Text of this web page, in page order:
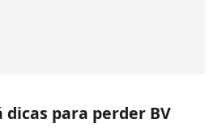
dicas para perder BV